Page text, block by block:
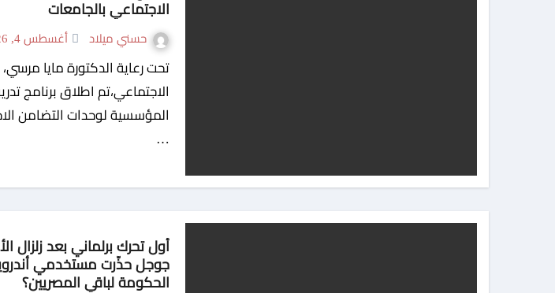
الاجتماعي بالجامعات
حسني ميلاد أغسطس 4, 2026
تحت رعاية الدكتورة مايا مرسي، وزيرة التضامن
الاجتماعي،تم اطلاق برنامج
المؤسسية لوحدات التضامن
…
أول تحرك برلماني بعد زلزال
جوجل حذّرت مستخدمي
الحكومة لباقي المصريين؟